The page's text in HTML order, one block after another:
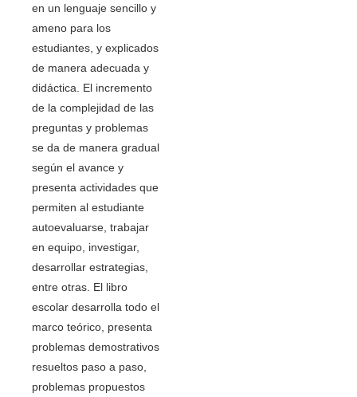
en un lenguaje sencillo y
ameno para los
estudiantes, y explicados
de manera adecuada y
didáctica. El incremento
de la complejidad de las
preguntas y problemas
se da de manera gradual
según el avance y
presenta actividades que
permiten al estudiante
autoevaluarse, trabajar
en equipo, investigar,
desarrollar estrategias,
entre otras. El libro
escolar desarrolla todo el
marco teórico, presenta
problemas demostrativos
resueltos paso a paso,
problemas propuestos